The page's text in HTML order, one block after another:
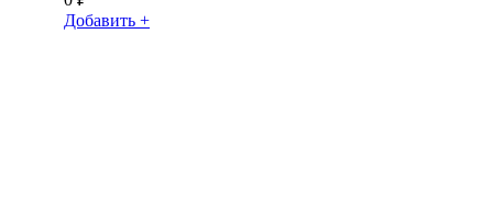
Добавить +